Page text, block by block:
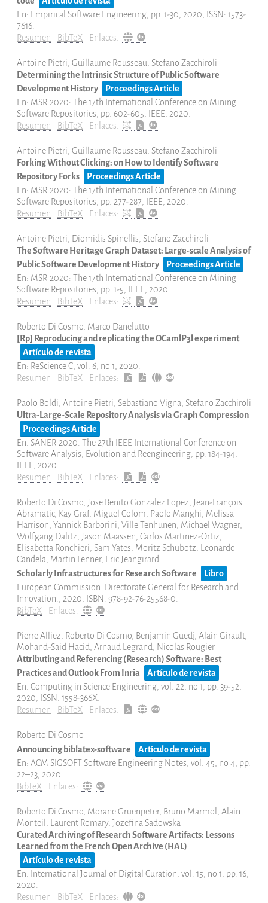
En: Empirical Software Engineering, pp. 1-30, 2020, ISSN: 1573-
7616.
Resumen
BibTeX Enlaces:
Antoine Pietri, Guillaume Rousseau, Stefano Zacchiroli
Determining the Intrinsic Structure of Public Software
Development History
Proceedings Article
En: MSR 2020: The 17th International Conference on Mining
Software Repositories, pp. 602-605, IEEE, 2020.
Resumen
BibTeX Enlaces:
Antoine Pietri, Guillaume Rousseau, Stefano Zacchiroli
Forking Without Clicking: on How to Identify Software
Repository Forks
Proceedings Article
En: MSR 2020: The 17th International Conference on Mining
Software Repositories, pp. 277-287, IEEE, 2020.
Resumen
BibTeX Enlaces:
Antoine Pietri, Diomidis Spinellis, Stefano Zacchiroli
The Software Heritage Graph Dataset: Large-scale Analysis of
Public Software Development History
Proceedings Article
En: MSR 2020: The 17th International Conference on Mining
Software Repositories, pp. 1-5, IEEE, 2020.
Resumen
BibTeX Enlaces:
Roberto Di Cosmo, Marco Danelutto
[Rp] Reproducing and replicating the OCamlP3l experiment
Artículo de revista
En: ReScience C, vol. 6, no 1, 2020.
Resumen
BibTeX Enlaces:
Paolo Boldi, Antoine Pietri, Sebastiano Vigna, Stefano Zacchiroli
Ultra-Large-Scale Repository Analysis via Graph Compression
Proceedings Article
En: SANER 2020: The 27th IEEE International Conference on
Software Analysis, Evolution and Reengineering, pp. 184-194,
IEEE, 2020.
Resumen
BibTeX Enlaces:
Roberto Di Cosmo, Jose Benito Gonzalez Lopez, Jean-François
Abramatic, Kay Graf, Miguel Colom, Paolo Manghi, Melissa
Harrison, Yannick Barborini, Ville Tenhunen, Michael Wagner,
Wolfgang Dalitz, Jason Maassen, Carlos Martinez-Ortiz,
Elisabetta Ronchieri, Sam Yates, Moritz Schubotz, Leonardo
Candela, Martin Fenner, Eric Jeangirard
Scholarly Infrastructures for Research Software
Libro
European Commission. Directorate General for Research and
Innovation., 2020, ISBN: 978-92-76-25568-0.
BibTeX
Enlaces:
Pierre Alliez, Roberto Di Cosmo, Benjamin Guedj, Alain Girault,
Mohand-Said Hacid, Arnaud Legrand, Nicolas Rougier
Attributing and Referencing (Research) Software: Best
Practices and Outlook From Inria
Artículo de revista
En: Computing in Science Engineering, vol. 22, no 1, pp. 39-52,
2020, ISSN: 1558-366X.
Resumen
BibTeX Enlaces:
Roberto Di Cosmo
Announcing biblatex-software
Artículo de revista
En: ACM SIGSOFT Software Engineering Notes, vol. 45, no 4, pp.
22–23, 2020.
BibTeX
Enlaces:
Roberto Di Cosmo, Morane Gruenpeter, Bruno Marmol, Alain
Monteil, Laurent Romary, Jozefina Sadowska
Curated Archiving of Research Software Artifacts: Lessons
Learned from the French Open Archive (HAL)
Artículo de revista
En:
International Journal of Digital Curation, vol. 15, no 1, pp. 16,
2020.
Resumen
BibTeX Enlaces: